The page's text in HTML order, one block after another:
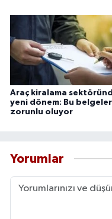
Araç kiralama
yeni dönem: Bu belgeler
zorunlu oluyor
Yorumlar